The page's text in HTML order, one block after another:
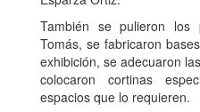
También se pulieron
Tomás, se fabricaron
exhibición, se adecuaron
colocaron cortinas
espacios que lo requieren.